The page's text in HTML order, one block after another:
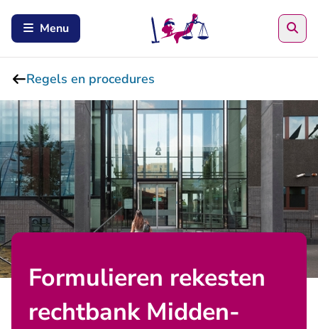
Menu
Regels en procedures
Formulieren rekesten
rechtbank Midden-